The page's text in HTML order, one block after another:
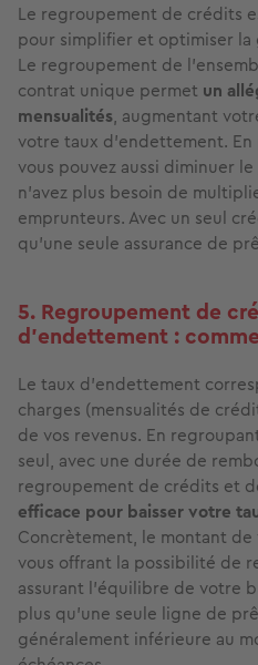
Le regroupement de crédits
pour simplifier et optimiser
Le regroupement de
contrat unique permet un
mensualités, augmentant
votre taux d’endettement.
vous pouvez aussi diminuer le
n’avez plus besoin de
emprunteurs. Avec un seul
qu’une seule assurance de
5. Regroupement de
d’endettement :
Le taux d’endettement
charges (mensualités de
de vos revenus. En
seul, avec une durée de
regroupement de crédits et
efficace pour baisser votre
Concrètement, le montant de
vous offrant la possibilité de
assurant l’équilibre de votre
plus qu’une seule ligne de
généralement inférieure au